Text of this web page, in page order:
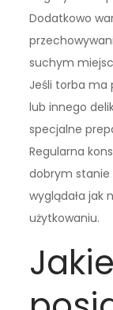
Dodatkowo
suchym
Jeśli torba ma
lub innego
specjalne
Regularna
dobrym stanie
wyglądała jak
użytkowaniu.